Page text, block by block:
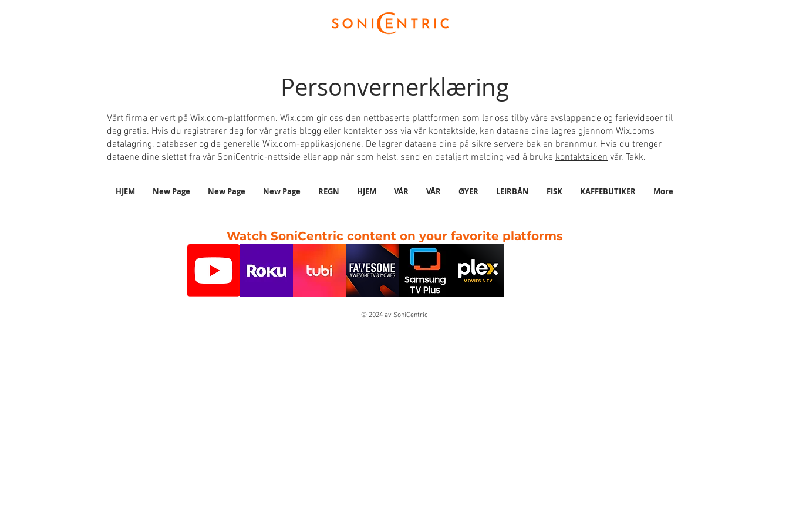
Personvernerklæring
Vårt firma er vert på Wix.com-plattformen. Wix.com gir oss den nettbaserte plattformen som lar oss tilby våre avslappende og ferievideoer til
deg gratis. Hvis du registrerer deg for vår gratis blogg eller kontakter oss via vår kontaktside, kan dataene dine lagres gjennom Wix.coms
datalagring, databaser og de generelle Wix.com-applikasjonene. De lagrer dataene dine på sikre servere bak en brannmur. Hvis du trenger
dataene dine slettet fra vår SoniCentric-nettside eller app når som helst, send en detaljert melding ved å bruke kontaktsiden vår. Takk.
HJEM New Page New Page New Page REGN HJEM VÅR VÅR ØYER LEIRBÅN FISK KAFFEBUTIKER More
Watch SoniCentric content on your favorite platforms
© 2024 av SoniCentric